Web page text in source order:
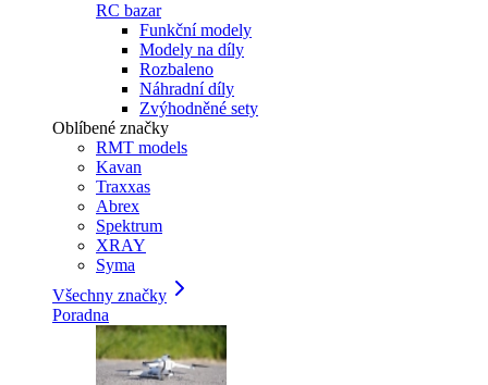
RC bazar
Funkční modely
Modely na díly
Rozbaleno
Náhradní díly
Zvýhodněné sety
Oblíbené značky
RMT models
Kavan
Traxxas
Abrex
Spektrum
XRAY
Syma
Všechny značky
Poradna